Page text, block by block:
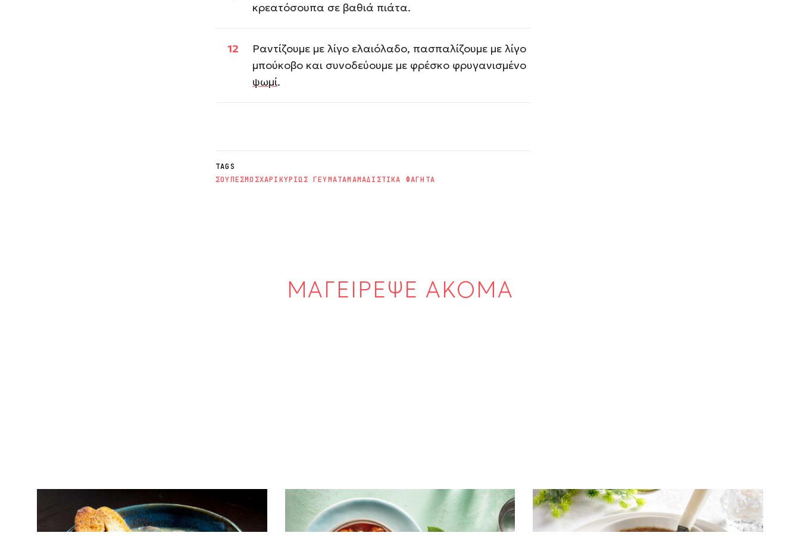
κρεατόσουπα σε βαθιά πιάτα.
Ραντίζουμε με λίγο ελαιόλαδο, πασπαλίζουμε με λίγο
μπούκοβο και συνοδεύουμε με φρέσκο φρυγανισμένο
ψωμί.
TAGS
ΣΟΥΠΕΣΜΟΣΧΑΡΙΚΥΡΙΩΣ ΓΕΥΜΑΤΑΜΑΜΑΔΙΣΤΙΚΑ ΦΑΓΗΤΑ
ΜΑΓΕΙΡΕΨΕ ΑΚΟΜΑ
Μανιταρόσουπα με αποξηραμένα
μανιτάρια πορτσίνι
Κρεμώδης τορτελίνια σούπα με
λαχανικά
ΛΑΧΑΝΙΚΑ
Σούπα μανιταριών με τυρί κρέμα
ΑΛΜΥΡΑ